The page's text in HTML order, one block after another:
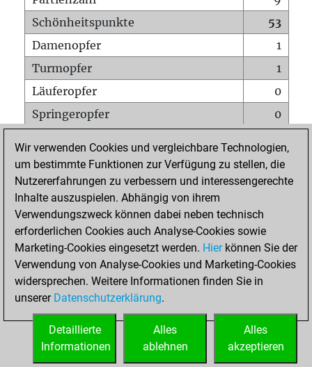
Schönheitspunkte
53
Damenopfer
1
Turmopfer
1
Läuferopfer
0
Springeropfer
0
Matt auf vollem Brett
0
Bauer setzt Matt
0
Erstickte Matts
Unterverwandlungen
Türme auf der siebten
0
STARTSEITE
Wir verwenden Cookies und vergleichbare Technologien,
um bestimmte Funktionen zur Verfügung zu stellen, die
Nutzererfahrungen zu verbessern und interessengerechte
Inhalte auszuspielen. Abhängig von ihrem
Verwendungszweck können dabei neben technisch
erforderlichen Cookies auch Analyse-Cookies sowie
Marketing-Cookies eingesetzt werden. Hierkönnen Sie der
Verwendung von Analyse-Cookies und Marketing-Cookies
widersprechen. Weitere Informationen finden Sie in
unserer Datenschutzerklärung.
Alles
akzeptieren
Alles
ablehnen
Detaillierte
Informationen